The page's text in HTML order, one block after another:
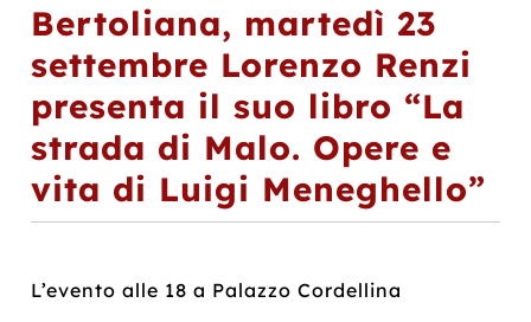
BERTOLIANA
Bertoliana, martedì 23
settembre Lorenzo Renzi
presenta il suo libro “La
strada di Malo. Opere e
vita di Luigi Meneghello”
L’evento alle 18 a Palazzo Cordellina